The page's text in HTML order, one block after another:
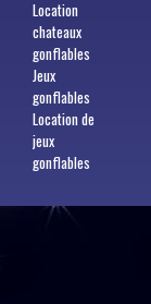
Location
chateaux
gonflables
Jeux
gonflables
Location de
jeux
gonflables